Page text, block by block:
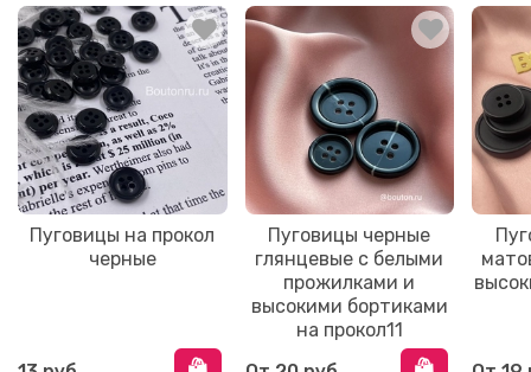
Пуговицы на прокол
черные
Пуговицы черные
глянцевые с белыми
прожилками и
высокими бортиками
на прокол11